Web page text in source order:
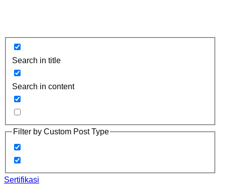
Search in title
Search in content
Filter by Custom Post Type
Sertifikasi